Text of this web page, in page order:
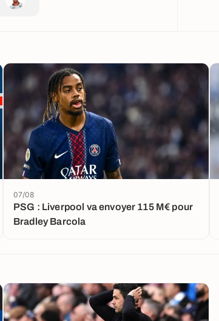
PSG : Liverpool va envoyer 115 M€ pour
Bradley Barcola
07/08